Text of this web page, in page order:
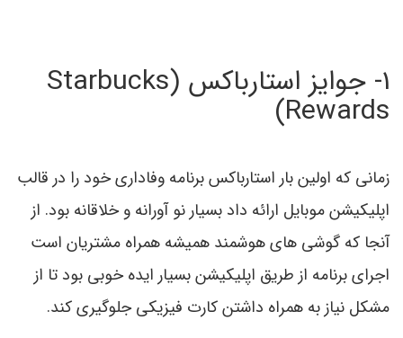
1- جوایز استارباکس (Starbucks
Rewards)
زمانی که اولین بار استارباکس برنامه وفاداری خود را در قالب
اپلیکیشن موبایل ارائه داد بسیار نو آورانه و خلاقانه بود. از
آنجا که گوشی های هوشمند همیشه همراه مشتریان است
اجراي برنامه از طریق اپلیکیشن بسیار ايده خوبی بود تا از
مشکل نياز به همراه داشتن کارت فيزيکي جلوگیری کند.